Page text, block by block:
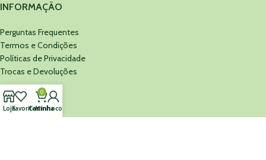
INFORMAÇÃO
Perguntas Frequentes
Termos e Condições
Políticas de Privacidade
Trocas e Devoluções
MINEFARMA
LojaFavoritos
0
Carrinho
Minha conta